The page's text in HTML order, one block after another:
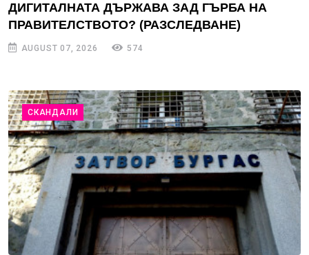
ДИГИТАЛНАТА ДЪРЖАВА ЗАД ГЪРБА НА
ПРАВИТЕЛСТВОТО? (РАЗСЛЕДВАНЕ)
AUGUST 07, 2026 574
СКАНДАЛИ